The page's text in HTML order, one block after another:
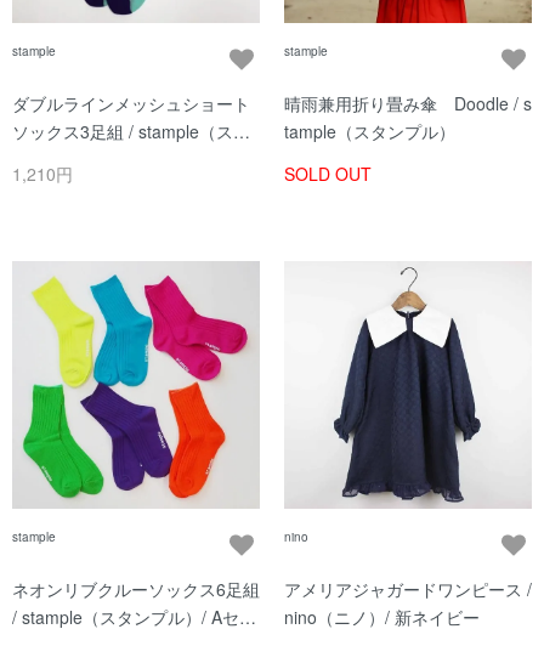
stample
ダブルラインメッシュショート
ソックス3足組 / stample（スタ
1,210円
stample
晴雨兼用折り畳み傘 Doodle / s
tample（スタンプル）
SOLD OUT
stample
ネオンリブクルーソックス6足組
/ stample（スタンプル）/ Aセッ
nino
アメリアジャガードワンピース /
nino（ニノ）/ 新ネイビー